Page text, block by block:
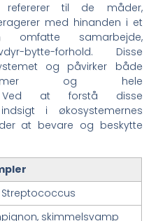
refererer til de måder,
med hinanden i et
omfatte samarbejde,
bytte-forhold. Disse
og påvirker både
og hele
Ved at forstå disse
i økosystemernes
at bevare og beskytte
Streptococcus
skimmelsvamp